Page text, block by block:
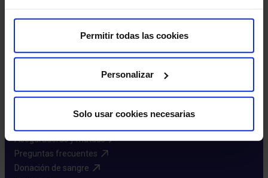
Permitir todas las cookies
Personalizar
Solo usar cookies necesarias
Instituto HM Hospitales​
Intranet HM Hospitales​
Enlaces de interés
Aseguradoras y mutuas​
Preguntas frecuentes​
Donación de sangre​